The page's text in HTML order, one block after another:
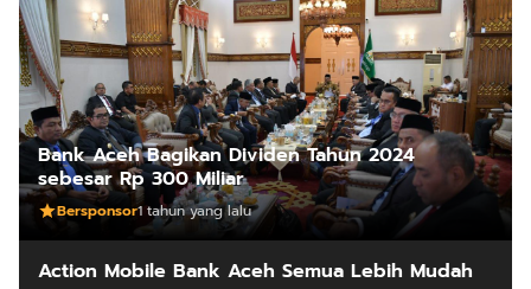
Bank Aceh Bagikan Dividen Tahun 2024
sebesar Rp 300 Miliar
Bersponsor1 tahun yang lalu
Action Mobile Bank Aceh Semua Lebih Mudah